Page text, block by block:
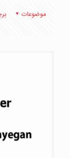
موضوعات